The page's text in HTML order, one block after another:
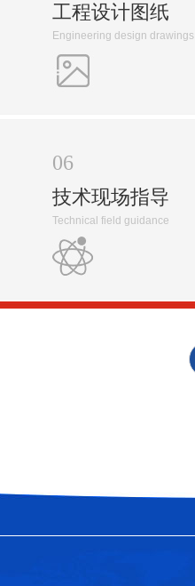
工程设计图纸
Engineering design drawings
06
技术现场指导
Technical field guidance